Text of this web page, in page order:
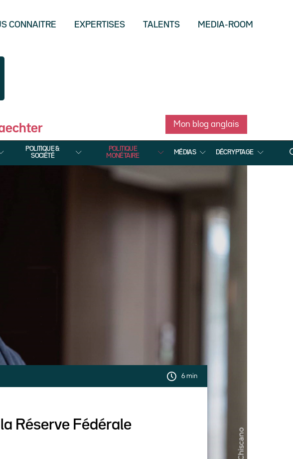
CONNAITRE EXPERTISES TALENTS MEDIA-ROOM
Mon blog anglais
POLITIQUE &
SOCIÉTÉ
POLITIQUE
MONÉTAIRE
MÉDIAS DÉCRYPTAGE
6 min
Réserve Fédérale